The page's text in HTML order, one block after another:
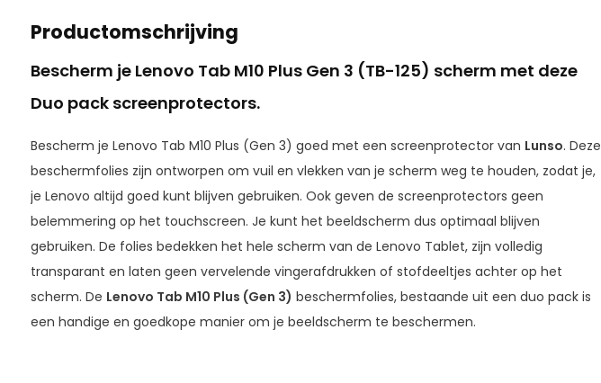
Productomschrijving
Bescherm je Lenovo Tab M10 Plus Gen 3 (TB-125) scherm met deze
Duo pack screenprotectors.
Bescherm je Lenovo Tab M10 Plus (Gen 3) goed met een screenprotector van Lunso. Deze
beschermfolies zijn ontworpen om vuil en vlekken van je scherm weg te houden, zodat je,
je Lenovo altijd goed kunt blijven gebruiken. Ook geven de screenprotectors geen
belemmering op het touchscreen. Je kunt het beeldscherm dus optimaal blijven
gebruiken. De folies bedekken het hele scherm van de Lenovo Tablet, zijn volledig
transparant en laten geen vervelende vingerafdrukken of stofdeeltjes achter op het
scherm. De Lenovo Tab M10 Plus (Gen 3) beschermfolies, bestaande uit een duo pack is
een handige en goedkope manier om je beeldscherm te beschermen.